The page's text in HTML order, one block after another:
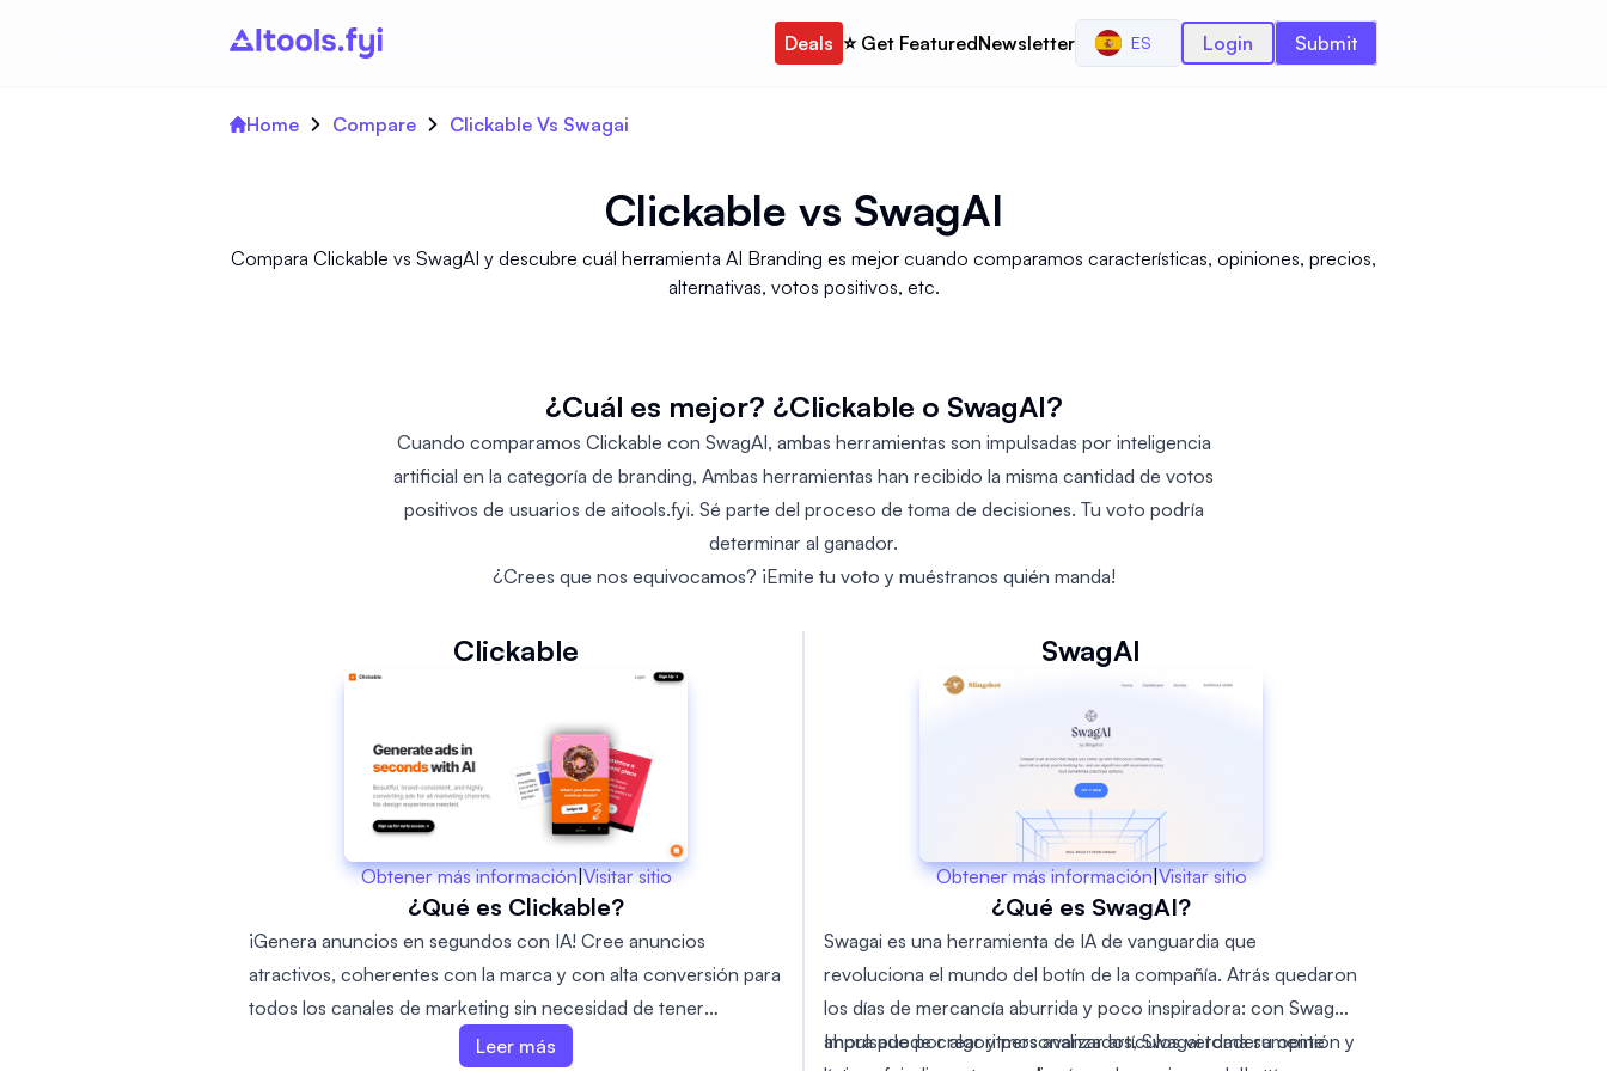
Deals ⭐️ Get FeaturedNewsletter ES Login Submit
Home Compare Clickable Vs Swagai
Clickable vs SwagAI
Compara Clickable vs SwagAI y descubre cuál herramienta AI Branding es mejor cuando comparamos características, opiniones, precios,
alternativas, votos positivos, etc.
¿Cuál es mejor? ¿Clickable o SwagAI?
Cuando comparamos Clickable con SwagAI, ambas herramientas son impulsadas por inteligencia
artificial en la categoría de branding, Ambas herramientas han recibido la misma cantidad de votos
positivos de usuarios de aitools.fyi. Sé parte del proceso de toma de decisiones. Tu voto podría
determinar al ganador.
¿Crees que nos equivocamos? ¡Emite tu voto y muéstranos quién manda!
Clickable
Obtener más información|Visitar sitio
¿Qué es Clickable?
¡Genera anuncios en segundos con IA! Cree anuncios
atractivos, coherentes con la marca y con alta conversión para
todos los canales de marketing sin necesidad de tener
experiencia en diseño. Con nuestra herramienta impulsada por
Leer más
SwagAI
Obtener más información|Visitar sitio
¿Qué es SwagAI?
Swagai es una herramienta de IA de vanguardia que
revoluciona el mundo del botín de la compañía. Atrás quedaron
los días de mercancía aburrida y poco inspiradora: con Swagai,
ahora puede crear y personalizar artículos verdaderamente
Impulsado por algoritmos avanzados, Swagai toma su opinión y